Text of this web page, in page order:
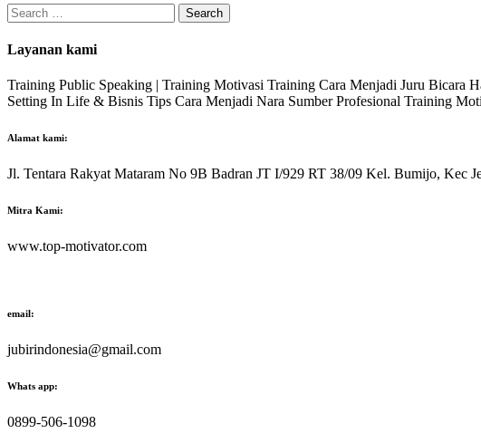
Search
for:
Layanan kami
Training Public Speaking | Training Motivasi Training Cara Menjadi Juru Bicara
Setting In Life & Bisnis Tips Cara Menjadi Nara Sumber Profesional Training
Alamat kami:
Jl. Tentara Rakyat Mataram No 9B Badran JT I/929 RT 38/09 Kel. Bumijo, Kec
Mitra Kami:
www.top-motivator.com
email:
jubirindonesia@gmail.com
Whats app:
0899-506-1098